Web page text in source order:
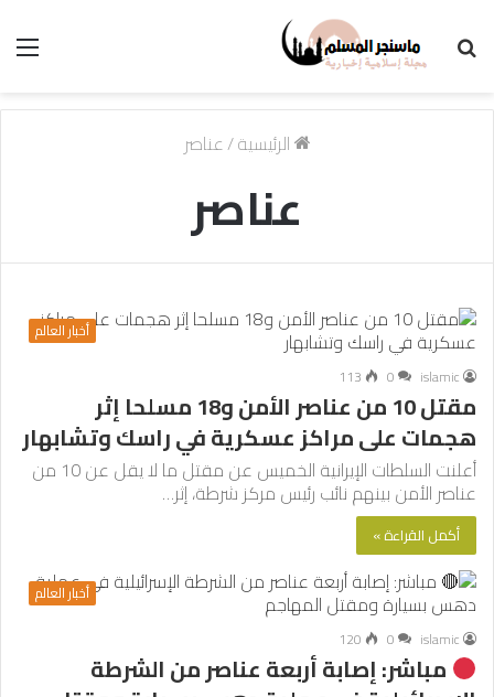
الرئيسية/عناصر
عناصر
أخبار العالم
islamic
0
113
مقتل 10 من عناصر الأمن و18 مسلحا إثر
هجمات على مراكز عسكرية في راسك وتشابهار
أعلنت السلطات الإيرانية الخميس عن مقتل ما لا يقل عن 10 من
عناصر الأمن بينهم نائب رئيس مركز شرطة، إثر…
أكمل القراءة »
أخبار العالم
islamic
0
120
مباشر: إصابة أربعة عناصر من الشرطة